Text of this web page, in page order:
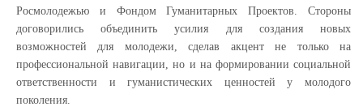
Росмолодежью и Фондом Гуманитарных Проектов. Стороны
договорились объединить усилия для создания новых
возможностей для молодежи, сделав акцент не только на
профессиональной навигации, но и на формировании социальной
ответственности и гуманистических ценностей у молодого
поколения.